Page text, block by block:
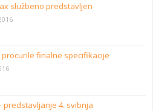
službeno predstavljen
procurile finalne specifikacije
predstavljanje 4. svibnja